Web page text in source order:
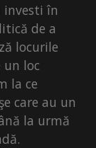
investi în
de a
locurile
loc
la ce
care au un
la urmă